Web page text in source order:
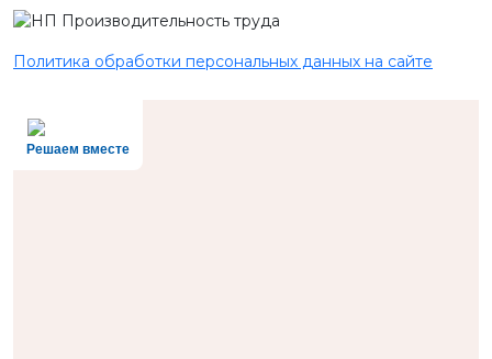
Политика обработки персональных данных на сайте
Решаем вместе